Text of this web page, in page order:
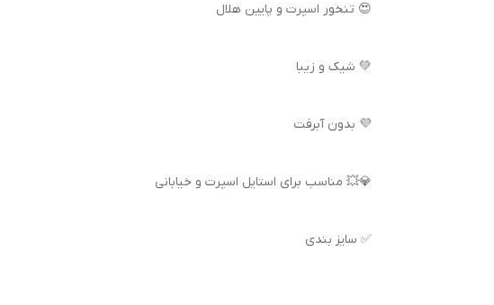
😍 تنخور اسپرت و پایین هلال
💚 شیک و زیبا
💜 بدون آبرفت
💎💥 مناسب برای استایل اسپرت و خیابانی
✅ سایز بندی